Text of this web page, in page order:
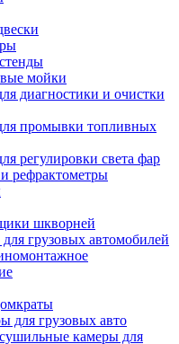
мойки
диагностики и очистки
промывки топливных
регулировки света фар
рефрактометры
шкворней
грузовых автомобилей
для грузовых авто
камеры для